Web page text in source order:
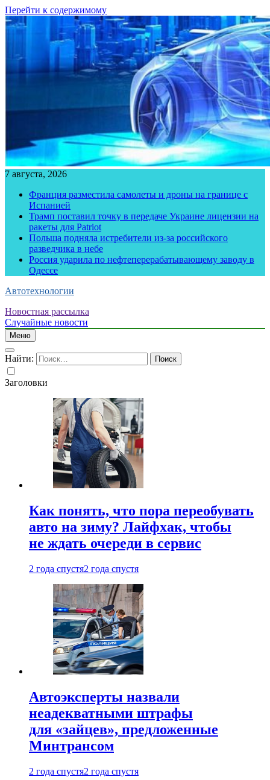
Перейти к содержимому
7 августа, 2026
Франция разместила самолеты и дроны на границе с
Испанией
Трамп поставил точку в передаче Украине лицензии на
ракеты для Patriot
Польша подняла истребители из-за российского
разведчика в небе
Россия ударила по нефтеперерабатывающему заводу в
Одессе
Автотехнологии
Новостная рассылка
Случайные новости
Меню
Найти:
Заголовки
Как понять, что пора переобувать
авто на зиму? Лайфхак, чтобы
не ждать очереди в сервис
2 года спустя2 года спустя
Автоэксперты назвали
неадекватными штрафы
для «зайцев», предложенные
Минтрансом
2 года спустя2 года спустя